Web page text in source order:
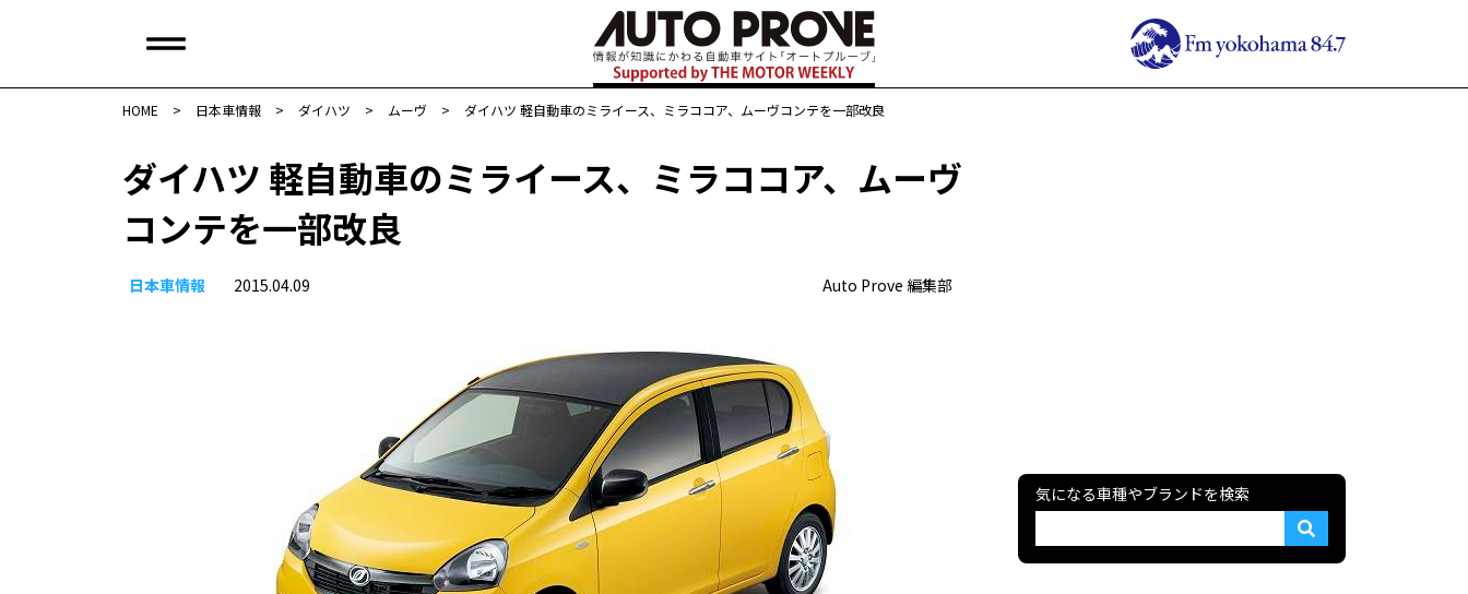
HOME > 日本車情報​ > ダイハツ > ムーヴ > ダイハツ 軽自動車のミライース、ミラココア、ムーヴコンテを一部改良
ダイハツ 軽自動車のミライース、ミラココア、ムーヴ
コンテを一部改良
日本車情報​ 2015.04.09 Auto Prove 編集部
気になる車種やブランドを検索